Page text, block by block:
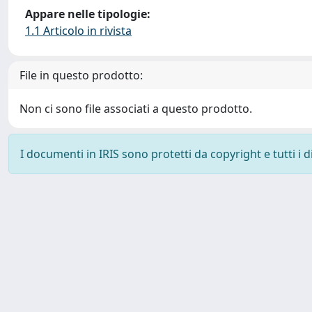
Appare nelle tipologie:
1.1 Articolo in rivista
File in questo prodotto:
Non ci sono file associati a questo prodotto.
I documenti in IRIS sono protetti da copyright e tutti i